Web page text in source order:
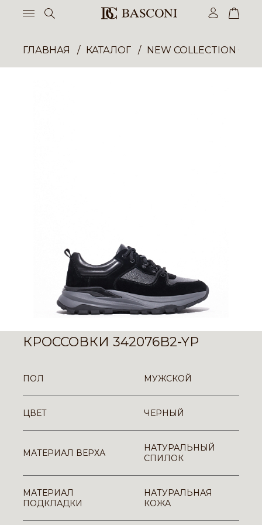
ГЛАВНАЯ КАТАЛОГ NEW COLLECTION
КРОССОВКИ 342076B2-YP
ПОЛ МУЖСКОЙ
ЦВЕТ ЧЕРНЫЙ
МАТЕРИАЛ ВЕРХА
НАТУРАЛЬНЫЙ
СПИЛОК
МАТЕРИАЛ
ПОДКЛАДКИ
НАТУРАЛЬНАЯ
КОЖА